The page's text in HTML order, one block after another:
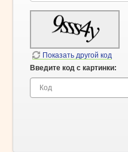
Показать другой код
Введите код с картинки: